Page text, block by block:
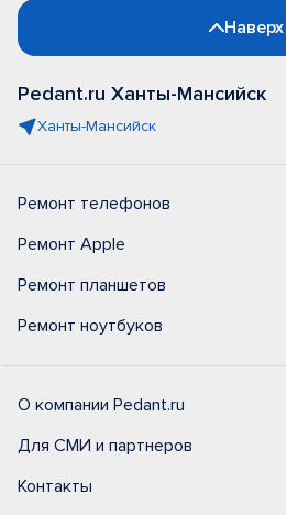
Наверх
Pedant.ru Ханты-Мансийск
Ханты-Мансийск
Ремонт телефонов
Ремонт Apple
Ремонт планшетов
Ремонт ноутбуков
О компании Pedant.ru
Для СМИ и партнеров
Контакты